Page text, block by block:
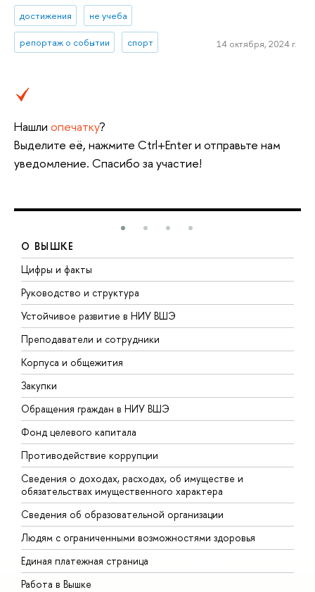
достижения не учеба
репортаж о событии спорт 14 октября, 2024 г.
Нашли опечатку?
Выделите её, нажмите Ctrl+Enter и отправьте нам
уведомление. Спасибо за участие!
О ВЫШКЕ
Цифры и факты
Руководство и структура
Устойчивое развитие в НИУ ВШЭ
Преподаватели и сотрудники
Корпуса и общежития
Закупки
Обращения граждан в НИУ ВШЭ
Фонд целевого капитала
Противодействие коррупции
Сведения о доходах, расходах, об имуществе и
обязательствах имущественного характера
Сведения об образовательной организации
Людям с ограниченными возможностями здоровья
Единая платежная страница
Работа в Вышке